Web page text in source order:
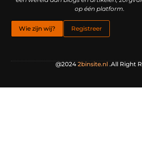
op één platform.
Wie zijn wij? Registreer
@2024 2binsite.nl.All Right